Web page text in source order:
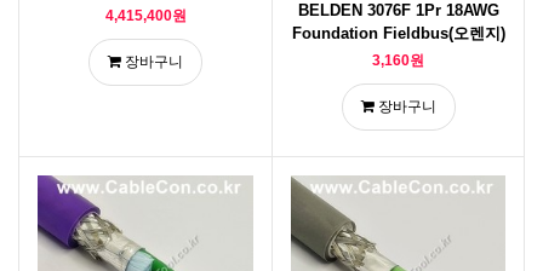
4,415,400원
장바구니
BELDEN 3076F 1Pr 18AWG
Foundation Fieldbus(오렌지)
3,160원
장바구니